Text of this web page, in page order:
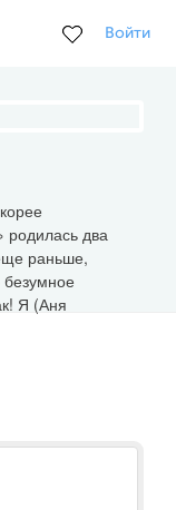
Войти
родилась два
раньше,
Я (Аня